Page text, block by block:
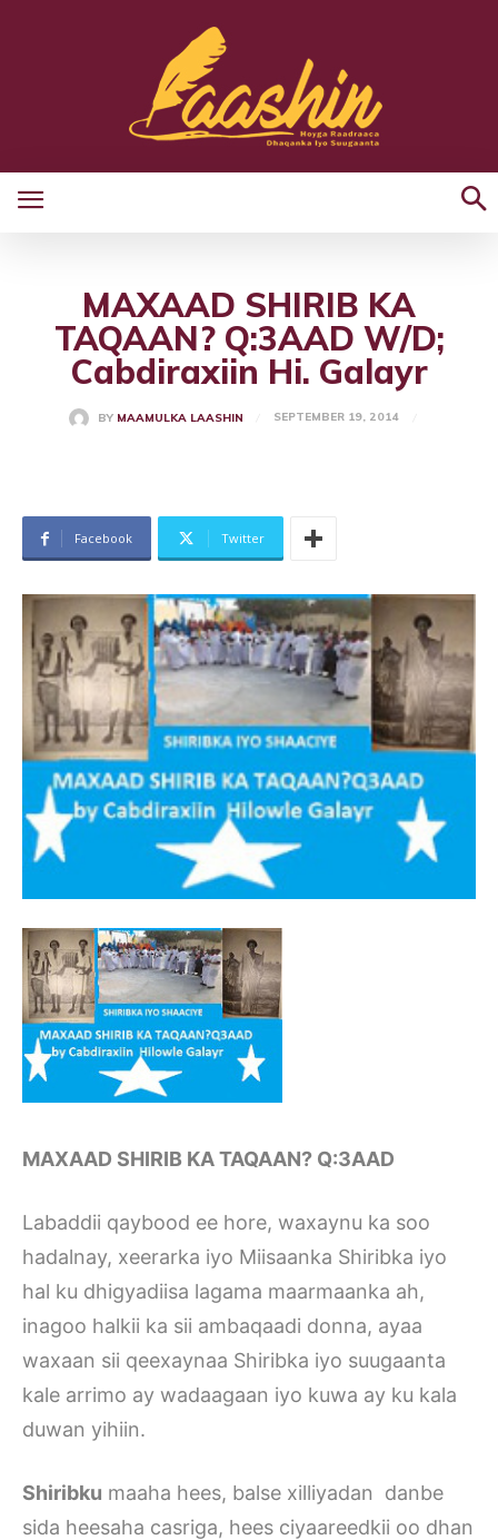
MAXAAD SHIRIB KA
TAQAAN? Q:3AAD W/D;
Cabdiraxiin Hi. Galayr
BY MAAMULKA LAASHIN SEPTEMBER 19, 2014
Facebook Twitter
MAXAAD SHIRIB KA TAQAAN? Q:3AAD
Labaddii qaybood ee hore, waxaynu ka soo
hadalnay, xeerarka iyo Miisaanka Shiribka iyo
hal ku dhigyadiisa lagama maarmaanka ah,
inagoo halkii ka sii ambaqaadi donna, ayaa
waxaan sii qeexaynaa Shiribka iyo suugaanta
kale arrimo ay wadaagaan iyo kuwa ay ku kala
duwan yihiin.
Shiribku maaha hees, balse xilliyadan danbe
sida heesaha casriga, hees ciyaareedkii oo dhan